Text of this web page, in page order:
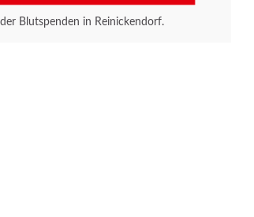
der Blutspenden in Reinickendorf.